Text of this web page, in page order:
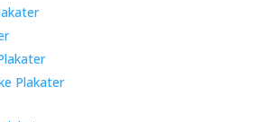
Plakater